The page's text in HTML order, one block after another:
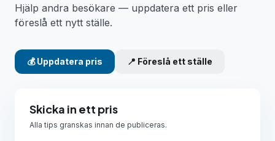
Hjälp andra besökare — uppdatera ett pris eller
föreslå ett nytt ställe.
💰 Uppdatera pris 📍 Föreslå ett ställe
Skicka in ett pris
Alla tips granskas innan de publiceras.